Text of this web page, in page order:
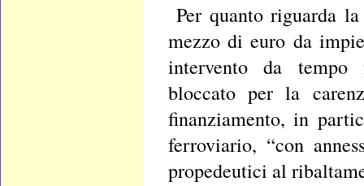
Per quanto riguarda
mezzo di euro da
intervento da tempo
bloccato per la
finanziamento, in
ferroviario, “con
propedeutici al